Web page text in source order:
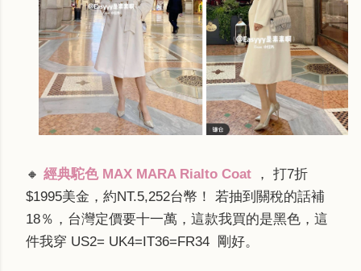
🔸 經典駝色 MAX MARA Rialto Coat
， 打7折
$1995美金，約NT.5,252台幣！ 若抽到關稅的話補
18％，台灣定價要十一萬，這款我買的是黑色，這
件我穿 US2= UK4=IT36=FR34 剛好。